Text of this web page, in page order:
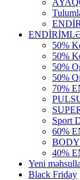
50%
50%
50%
50%
70%
Sport
60%
40%
Yeni
Black Friday